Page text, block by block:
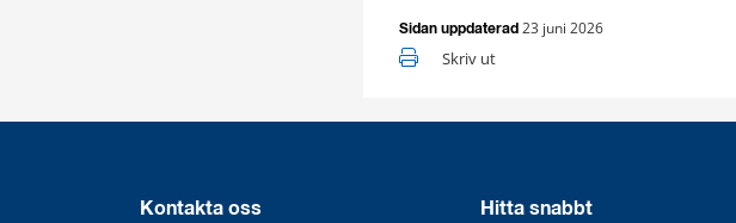
Sidan uppdaterad 23 juni 2026
Skriv ut
Kontakta oss Hitta snabbt